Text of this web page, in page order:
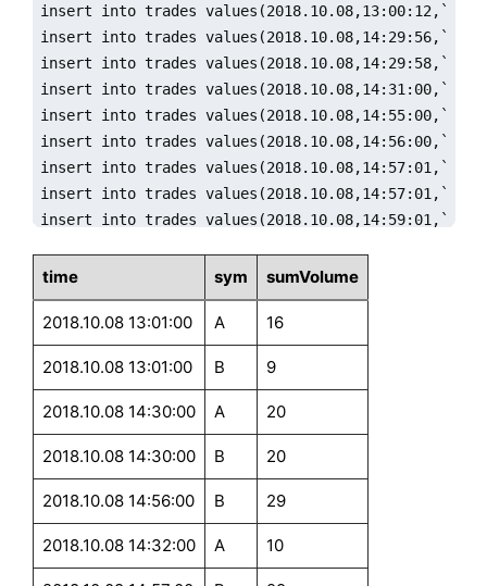
insert into trades values(2018.10.08,13:00:12,`B,9)
insert into trades
insert into trades
insert into trades
insert into trades
insert into trades
insert into trades
insert into trades
insert into trades
insert into trades
insert into trades
insert into trades
insert into trades
sleep(2000)
select * from output1
time sym sumVolume
2018.10.08 13:01:00 A 16
2018.10.08 13:01:00 B 9
2018.10.08 14:30:00 A 20
2018.10.08 14:30:00 B 20
2018.10.08 14:56:00 B 29
2018.10.08 14:32:00 A 10